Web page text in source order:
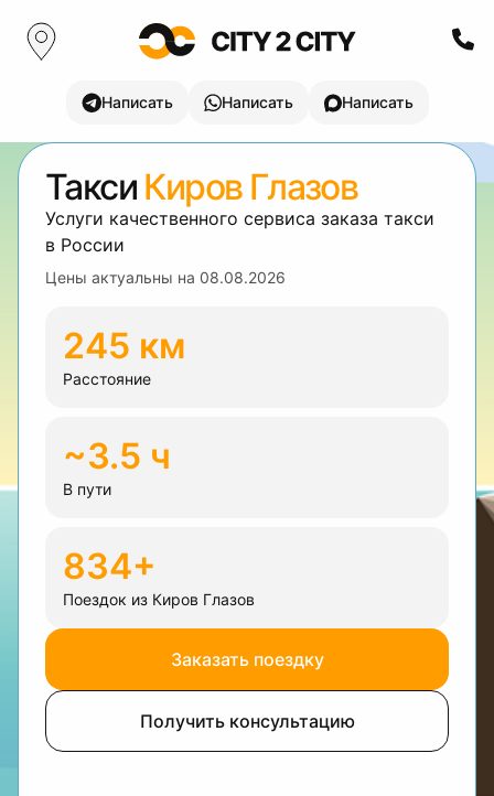
Написать Написать Написать
Такси Киров Глазов
Услуги качественного сервиса заказа такси
в России
Цены актуальны на 08.08.2026
245 км
Расстояние
~3.5 ч
В пути
834+
Поездок из Киров Глазов
Заказать поездку
Получить консультацию